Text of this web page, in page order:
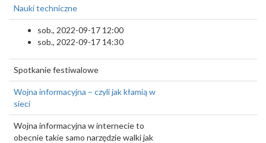
Nauki techniczne
sob., 2022-09-17 12:00
sob., 2022-09-17 14:30
Spotkanie festiwalowe
Wojna informacyjna – czyli jak kłamią w
sieci
Wojna informacyjna w internecie to
obecnie takie samo narzędzie walki jak